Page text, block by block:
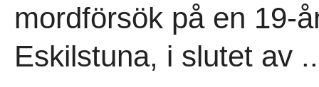
mordförsök på en 19-
Eskilstuna, i slutet av ..